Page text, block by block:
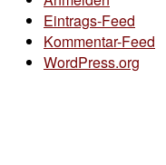
Eintrags-Feed
Kommentar-Feed
WordPress.org